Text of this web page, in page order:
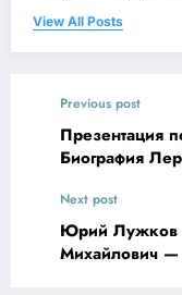
View All Posts
Previous post
Презентация
Биография
Next post
Юрий Лужков
Михайлович —